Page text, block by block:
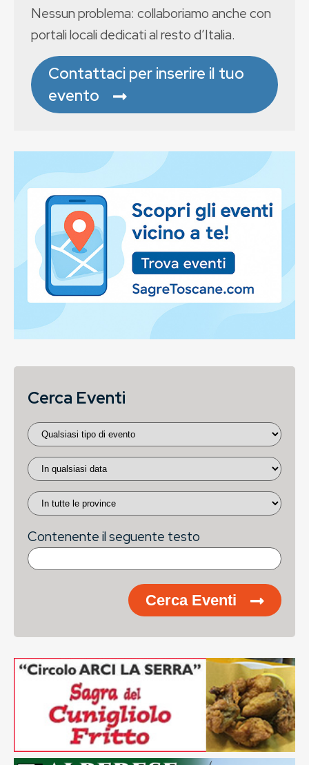
Nessun problema: collaboriamo anche con
portali locali dedicati al resto d’Italia.
Contattaci per inserire il tuo
evento
Cerca Eventi
Contenente il seguente testo
Cerca Eventi